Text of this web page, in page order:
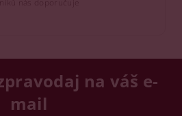
na váš e-
mail